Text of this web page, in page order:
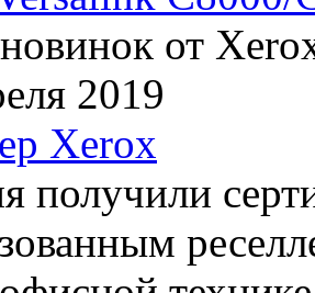
от
2019
Xerox
получили